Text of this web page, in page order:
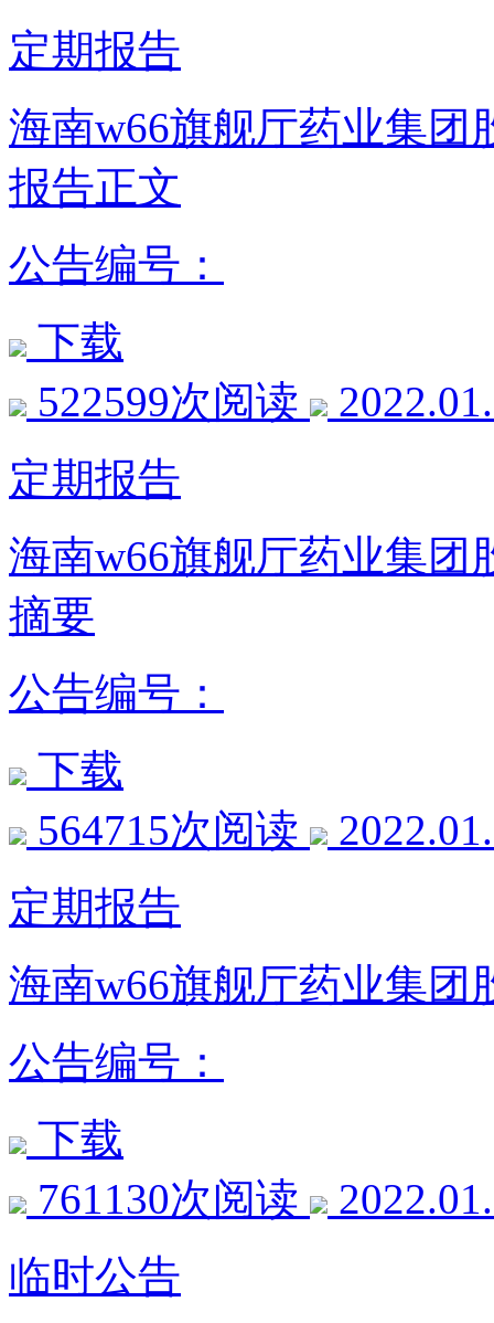
定期报告
海南w66旗舰厅药业集团
报告正文
公告编号：
下载
522599次阅读
定期报告
海南w66旗舰厅药业集团
摘要
公告编号：
下载
564715次阅读
定期报告
海南w66旗舰厅药业集团
公告编号：
下载
761130次阅读
临时公告